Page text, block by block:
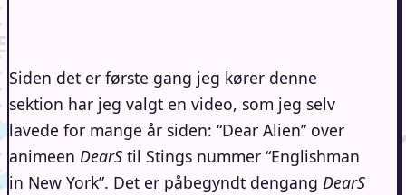
Siden det er første gang jeg kører denne
sektion har jeg valgt en video, som jeg selv
lavede for mange år siden: “Dear Alien” over
animeen DearS til Stings nummer “Englishman
in New York”. Det er påbegyndt dengang DearS